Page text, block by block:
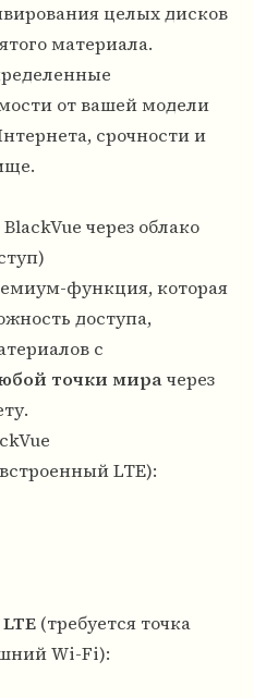
целых дисков
материала.
от вашей модели
срочности и
через облако
функция, которая
доступа,
с
точки мирачерез
LTE):
(требуется точка
Wi-Fi):